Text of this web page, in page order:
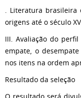
. Literatura brasileira
origens até o século
III. Avaliação do
empate, o
nos itens na ordem
Resultado da seleção